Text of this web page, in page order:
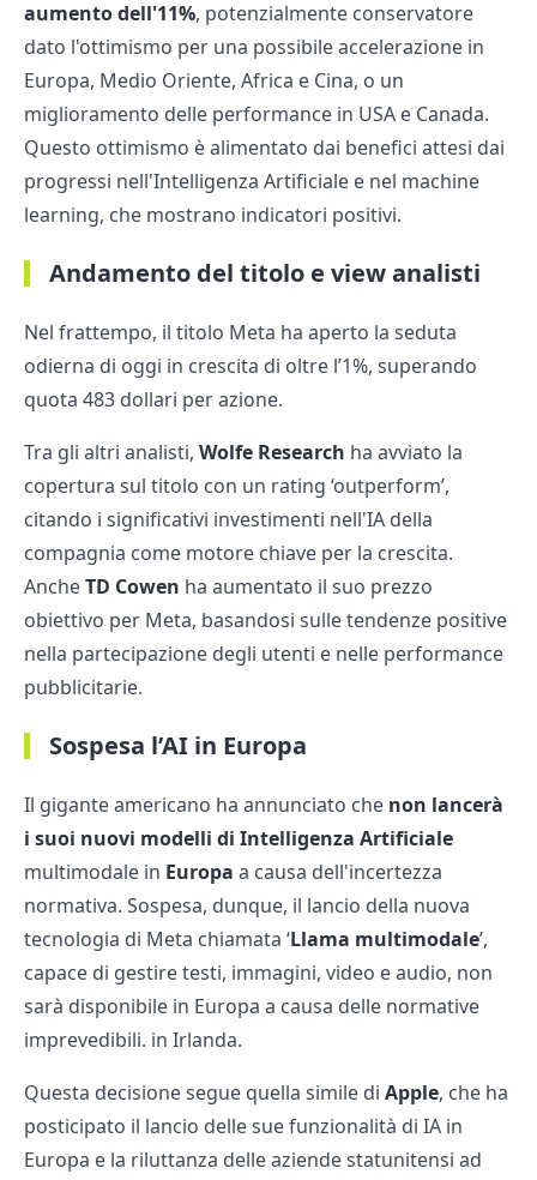
aumento dell'11%, potenzialmente conservatore
dato l'ottimismo per una possibile accelerazione in
Europa, Medio Oriente, Africa e Cina, o un
miglioramento delle performance in USA e Canada.
Questo ottimismo è alimentato dai benefici attesi dai
progressi nell'Intelligenza Artificiale e nel machine
learning, che mostrano indicatori positivi.
Andamento del titolo e view analisti
Nel frattempo, il titolo Meta ha aperto la seduta
odierna di oggi in crescita di oltre l’1%, superando
quota 483 dollari per azione.
Tra gli altri analisti, Wolfe Research ha avviato la
copertura sul titolo con un rating ‘outperform’,
citando i significativi investimenti nell'IA della
compagnia come motore chiave per la crescita.
AncheTD Cowen ha aumentato il suo prezzo
obiettivo per Meta, basandosi sulle tendenze positive
nella partecipazione degli utenti e nelle performance
pubblicitarie.
Sospesa l’AI in Europa
Il gigante americano ha annunciato che non lancerà
i suoi nuovi modelli di Intelligenza Artificiale
multimodale in Europa a causa dell'incertezza
normativa. Sospesa, dunque, il lancio della nuova
tecnologia di Meta chiamata ‘Llama multimodale’,
capace di gestire testi, immagini, video e audio, non
sarà disponibile in Europa a causa delle normative
imprevedibili. in Irlanda.
Questa decisione segue quella simile di Apple, che ha
posticipato il lancio delle sue funzionalità di IA in
Europa e la riluttanza delle aziende statunitensi ad